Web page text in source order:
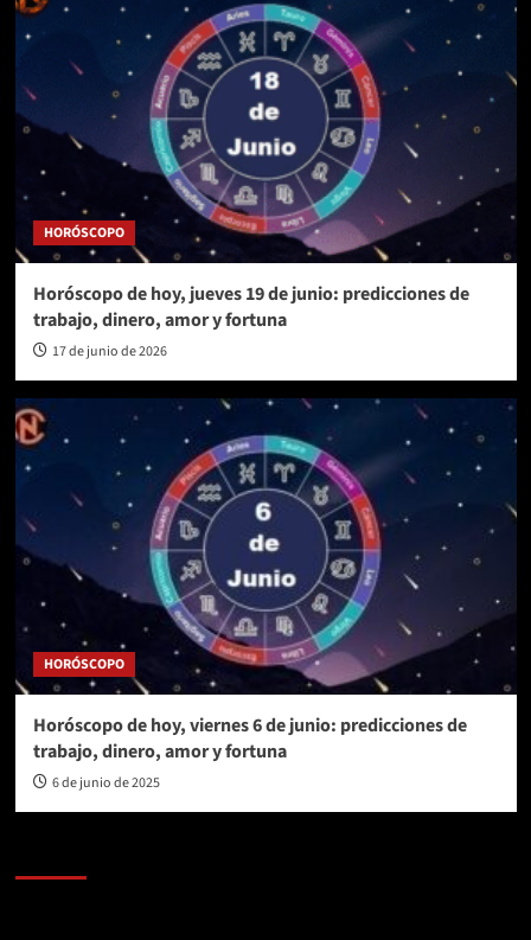
HORÓSCOPO
Horóscopo de hoy, jueves 19 de junio: predicciones de
trabajo, dinero, amor y fortuna
17 de junio de 2026
HORÓSCOPO
Horóscopo de hoy, viernes 6 de junio: predicciones de
trabajo, dinero, amor y fortuna
6 de junio de 2025